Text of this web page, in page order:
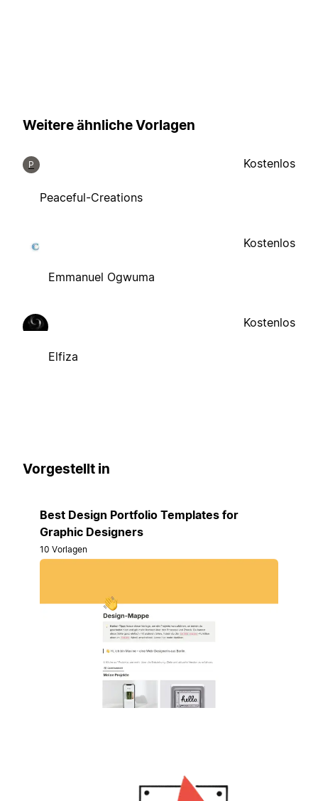
Weitere ähnliche Vorlagen
P
Peaceful-Creations
Kostenlos
Emmanuel Ogwuma
Kostenlos
Elfiza
Kostenlos
Vorgestellt in
Best Design Portfolio Templates for
Graphic Designers
10 Vorlagen